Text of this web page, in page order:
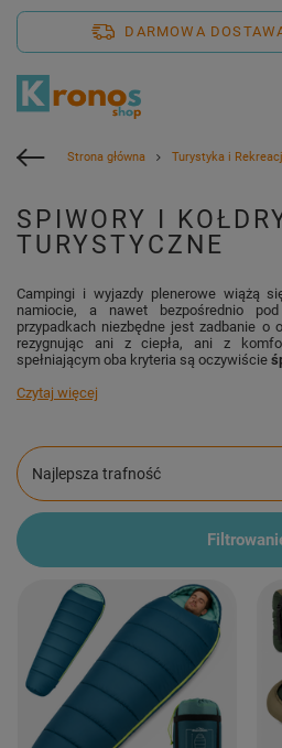
DARMOWA
Strona główna Turystyka i
SPIWORY I
TURYSTYCZNE
Campingi i wyjazdy plenerowe wiążą
namiocie, a nawet bezpośrednio
przypadkach niezbędne jest zadbanie o
rezygnując ani z ciepła, ani z
spełniającym oba kryteria są oczywiście
Czytaj więcej
Zmień sortowanie
Najlepsza trafność